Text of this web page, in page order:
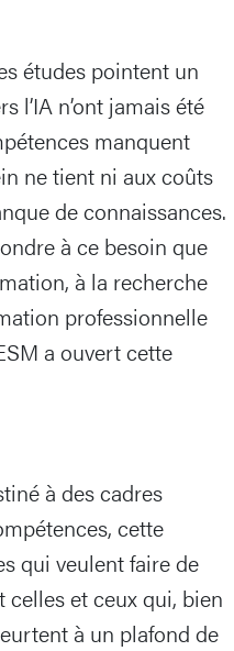
études pointent un
l’IA n’ont jamais été
manquent
ne tient ni aux coûts
de connaissances.
à ce besoin que
à la recherche
professionnelle
a ouvert cette
à des cadres
cette
qui veulent faire de
celles et ceux qui, bien
à un plafond de